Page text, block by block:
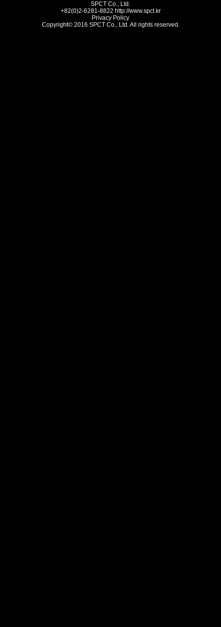
SPCT Co., Ltd.
+82(0)2-6281-8822 http://www.spct.kr
Privacy Policy
Copyright© 2016 SPCT Co., Ltd. All rights reserved.